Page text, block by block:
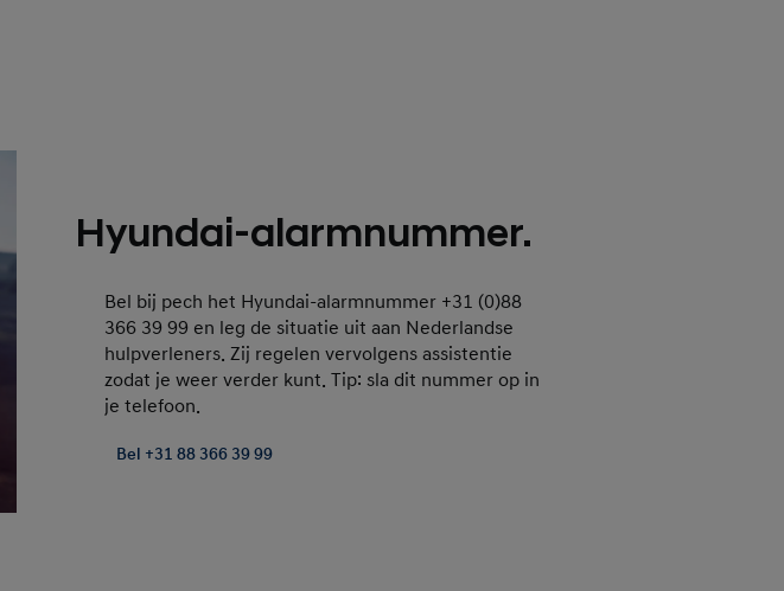
Hyundai-alarmnummer.
Bel bij pech het Hyundai-alarmnummer +31 (0)88
366 39 99 en leg de situatie uit aan Nederlandse
hulpverleners. Zij regelen vervolgens assistentie
zodat je weer verder kunt. Tip: sla dit nummer op in
je telefoon.
Bel +31 88 366 39 99